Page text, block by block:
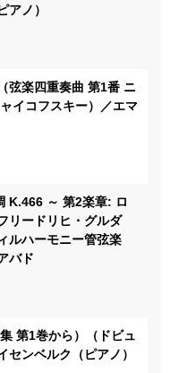
アノ）
弦楽四重奏曲 第1番 ニ
イコフスキー）／エマ
K.466 ～ 第2楽章: ロ
リードリヒ・グルダ
ルハーモニー管弦楽
バド
第1巻から）（ドビュ
センベルク（ピアノ）